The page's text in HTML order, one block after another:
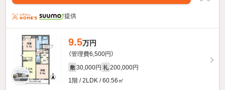
提供
9.5万円
（管理費6,500円）
敷 30,000円 礼 200,000円
1階 / 2LDK / 60.56㎡